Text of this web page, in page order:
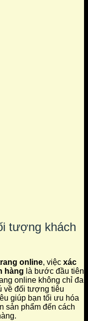
tượng khách
online, việc xác
hàng là bước đầu tiên
online không chỉ đa
về đối tượng tiêu
giúp bạn tối ưu hóa
sản phẩm đến cách